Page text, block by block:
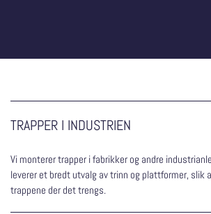
TRAPPER I INDUSTRIEN
Vi monterer trapper i fabrikker og andre
leverer et bredt utvalg av trinn og plattformer, slik
trappene der det trengs.